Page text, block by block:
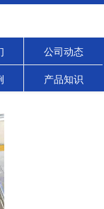
公司动态
产品知识